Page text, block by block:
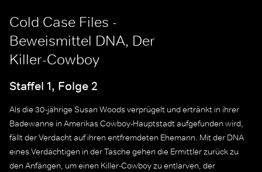
Cold Case Files -
Beweismittel DNA, Der
Killer-Cowboy
Staffel 1, Folge 2
Als die 30-jährige Susan Woods verprügelt und ertränkt in ihrer
Badewanne in Amerikas Cowboy-Hauptstadt aufgefunden wird,
fällt der Verdacht auf ihren entfremdeten Ehemann. Mit der DNA
eines Verdächtigen in der Tasche gehen die Ermittler zurück zu
den Anfängen, um einen Killer-Cowboy zu entlarven, der